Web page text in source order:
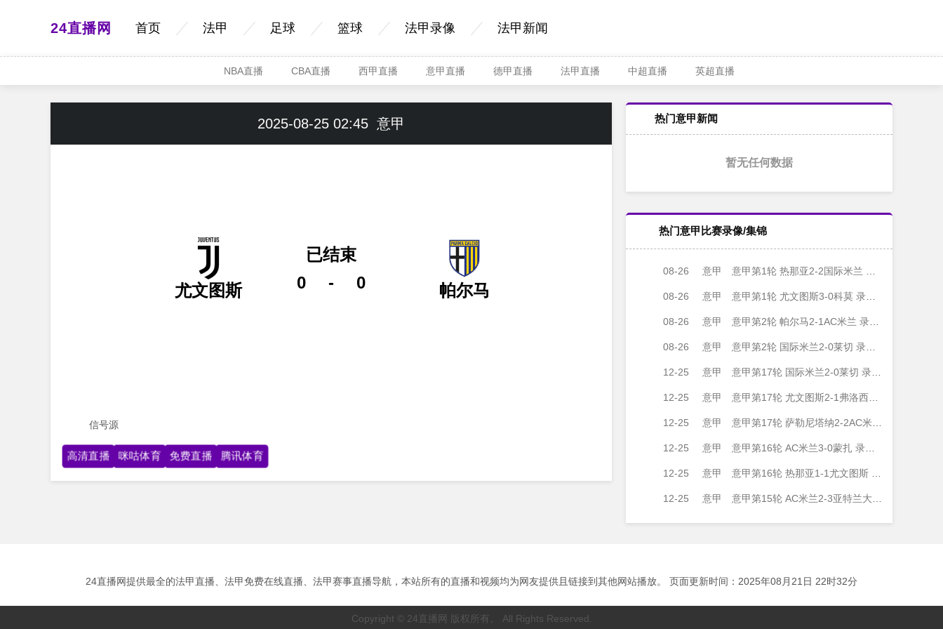
24直播网 首页 法甲 足球 篮球 法甲录像 法甲新闻
NBA直播 CBA直播 西甲直播 意甲直播 德甲直播 法甲直播 中超直播 英超直播
2025-08-25 02:45 意甲
尤文图斯 0 - 0
已结束
帕尔马
信号源
高清直播 咪咕体育 免费直播 腾讯体育
热门意甲新闻
暂无任何数据
热门意甲比赛录像/集锦
08-26 意甲 意甲第1轮 热那亚2-2国际米兰 录像集锦视频
08-26 意甲 意甲第1轮 尤文图斯3-0科莫 录像集锦视频
08-26 意甲 意甲第2轮 帕尔马2-1AC米兰 录像集锦视频
08-26 意甲 意甲第2轮 国际米兰2-0莱切 录像集锦视频
12-25 意甲 意甲第17轮 国际米兰2-0莱切 录像集锦视频
12-25 意甲 意甲第17轮 尤文图斯2-1弗洛西诺内 录像集锦视频
12-25 意甲 意甲第17轮 萨勒尼塔纳2-2AC米兰 录像集锦视频
12-25 意甲 意甲第16轮 AC米兰3-0蒙扎 录像集锦视频
12-25 意甲 意甲第16轮 热那亚1-1尤文图斯 录像集锦视频
12-25 意甲 意甲第15轮 AC米兰2-3亚特兰大 录像集锦视频
24直播网提供最全的法甲直播、法甲免费在线直播、法甲赛事直播导航，本站所有的直播和视频均为网友提供且链接到其他网站播放。 页面更新时间：2025年08月21日 22时32分
Copyright © 24直播网 版权所有。 All Rights Reserved.